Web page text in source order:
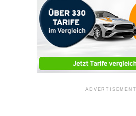
ADVERTISEMENT